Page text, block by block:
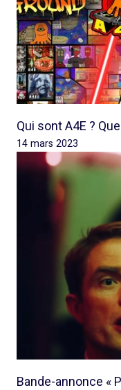
Qui sont A4E ?
14 mars 2023
Bande-annonce «